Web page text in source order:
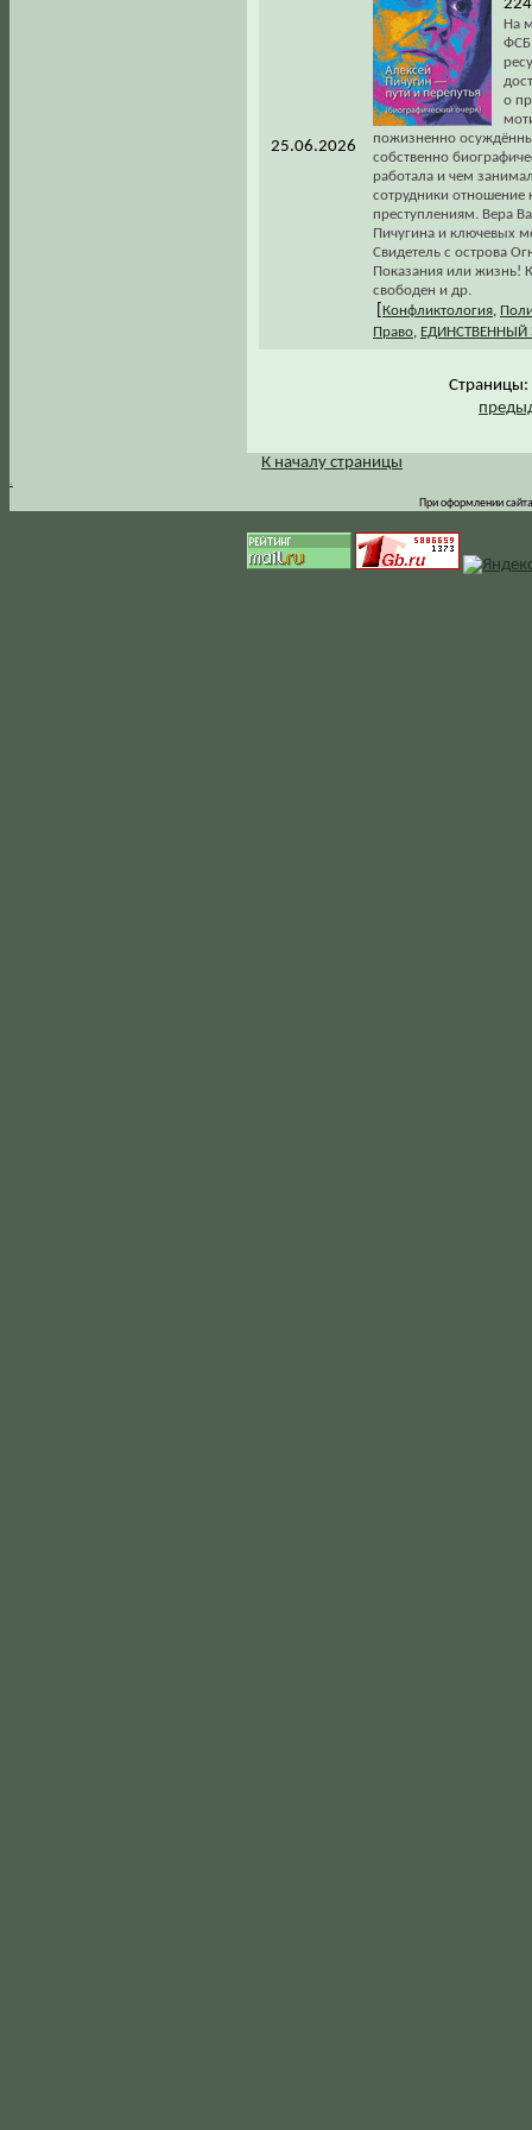
25.06.2026
На
о
пожизненно
собственно
работала и чем
сотрудники
преступлениям. Вера
Пичугина и ключевых
Свидетель с острова
Показания или жизнь!
свободен и др.
Конфликтология,
Право, ЕДИНСТВЕННЫЙ
.
К началу страницы
При оформлении